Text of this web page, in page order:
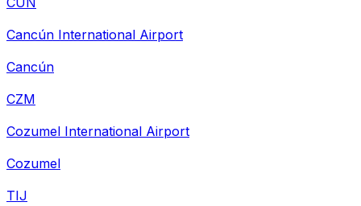
Cancún International Airport
Cancún
CZM
Cozumel International Airport
Cozumel
TIJ